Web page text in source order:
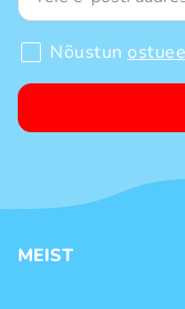
Nõustun
MEIST